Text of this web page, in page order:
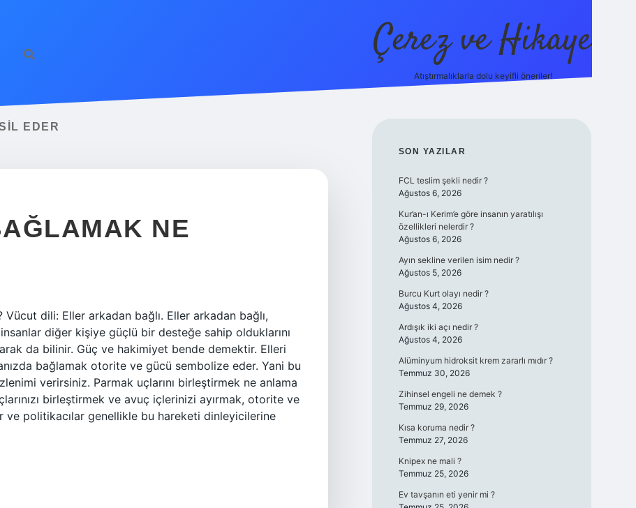
Çerez ve Hikaye
Atıştırmalıklarla dolu keyifli öneriler!
EDER
NE
dili: Eller arkadan bağlı. Eller arkadan bağlı,
diğer kişiye güçlü bir desteğe sahip olduklarını
da bilinir. Güç ve hakimiyet bende demektir. Elleri
bağlamak otorite ve gücü sembolize eder. Yani bu
verirsiniz. Parmak uçlarını birleştirmek ne anlama
birleştirmek ve avuç içlerinizi ayırmak, otorite ve
politikacılar genellikle bu hareketi dinleyicilerine
SIDEBAR
SON YAZILAR
FCL teslim şekli nedir ?
Ağustos 6, 2026
Kur’an-ı Kerim’e göre insanın yaratılışı
özellikleri nelerdir ?
Ağustos 6, 2026
Ayın sekline verilen isim nedir ?
Ağustos 5, 2026
Burcu Kurt olayı nedir ?
Ağustos 4, 2026
Ardışık iki açı nedir ?
Ağustos 4, 2026
Alüminyum hidroksit krem zararlı mıdır ?
Temmuz 30, 2026
Zihinsel engeli ne demek ?
Temmuz 29, 2026
Kısa koruma nedir ?
Temmuz 27, 2026
Knipex ne mali ?
Temmuz 25, 2026
Ev tavşanın eti yenir mi ?